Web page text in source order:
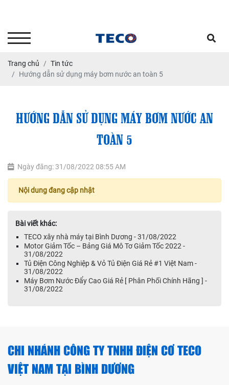
Trang chủ
Tin tức
Hướng dẫn sử dụng máy bơm nước an toàn 5
HƯỚNG DẪN SỬ DỤNG MÁY BƠM NƯỚC AN
TOÀN 5
Ngày đăng: 31/08/2022 08:55 AM
Nội dung đang cập nhật
Bài viết khác:
TECO xây nhà máy tại Bình Dương - 31/08/2022
Motor Giảm Tốc – Bảng Giá Mô Tơ Giảm Tốc 2022 -
31/08/2022
Tủ Điện Công Nghiệp & Vỏ Tủ Điện Giá Rẻ #1 Việt Nam -
31/08/2022
Máy Bơm Nước Đẩy Cao Giá Rẻ [ Phân Phối Chính Hãng ] -
31/08/2022
CHI NHÁNH CÔNG TY TNHH ĐIỆN CƠ TECO
VIỆT NAM TẠI BÌNH DƯƠNG